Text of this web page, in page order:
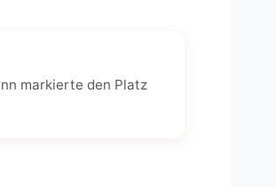
markierte den Platz